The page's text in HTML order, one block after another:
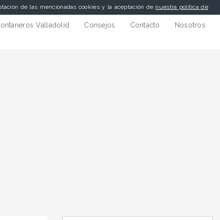
Valladolid Consejos Contacto Nosotros
de las mencionadas cookies y la aceptación de nuestra política de